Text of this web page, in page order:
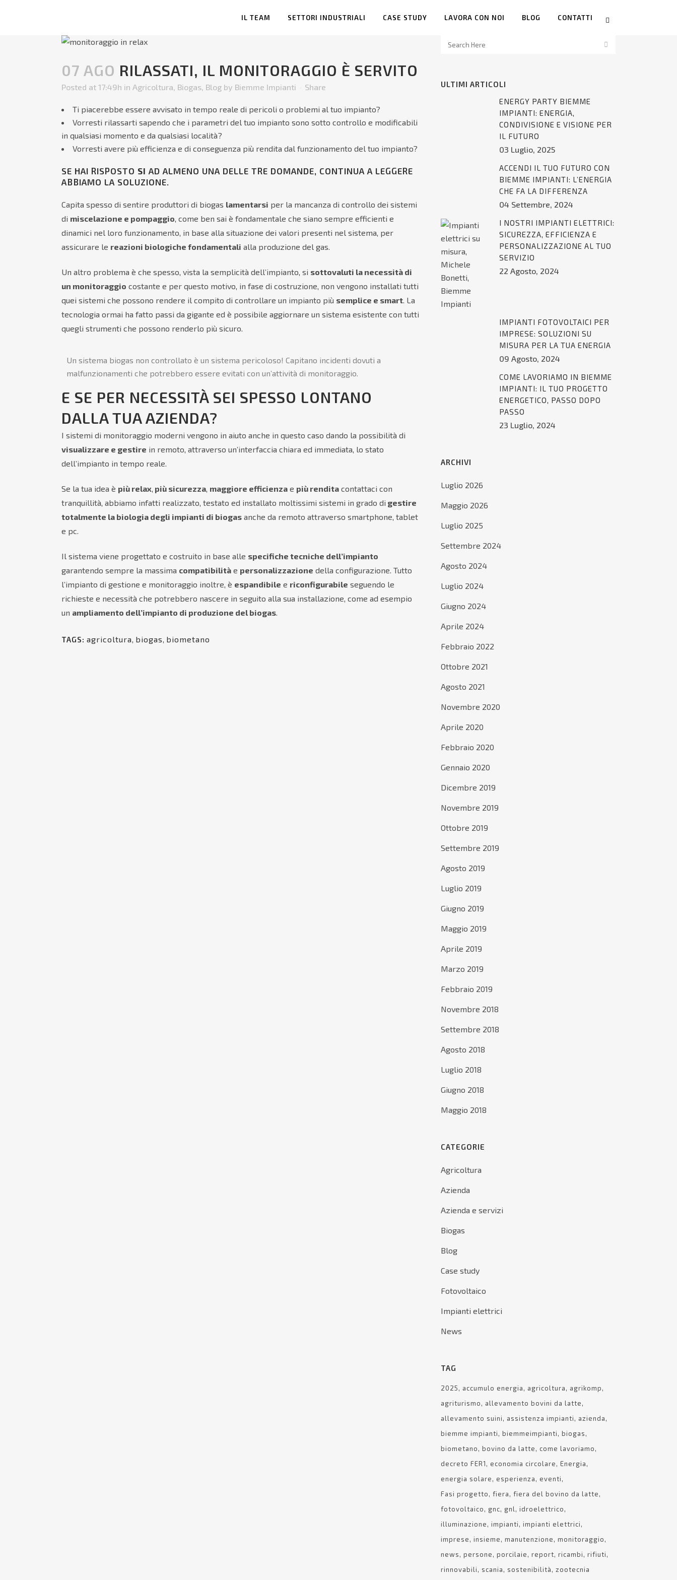
IL TEAM SETTORI INDUSTRIALI CASE STUDY LAVORA CON NOI BLOG CONTATTI
07 AGO RILASSATI, IL MONITORAGGIO È SERVITO
Posted at 17:49h in Agricoltura, Biogas, Blog by Biemme Impianti Share
Ti piacerebbe essere avvisato in tempo reale di pericoli o problemi al tuo impianto?
Vorresti rilassarti sapendo che i parametri del tuo impianto sono sotto controllo e modificabili
in qualsiasi momento e da qualsiasi località?
Vorresti avere più efficienza e di conseguenza più rendita dal funzionamento del tuo impianto?
SE HAI RISPOSTO SI AD ALMENO UNA DELLE TRE DOMANDE, CONTINUA A LEGGERE
ABBIAMO LA SOLUZIONE.
Capita spesso di sentire produttori di biogas lamentarsi per la mancanza di controllo dei sistemi
di miscelazione e pompaggio, come ben sai è fondamentale che siano sempre efficienti e
dinamici nel loro funzionamento, in base alla situazione dei valori presenti nel sistema, per
assicurare le reazioni biologiche fondamentali alla produzione del gas.
Un altro problema è che spesso, vista la semplicità dell’impianto, si sottovaluti la necessità di
un monitoraggio costante e per questo motivo, in fase di costruzione, non vengono installati tutti
quei sistemi che possono rendere il compito di controllare un impianto più semplice e smart. La
tecnologia ormai ha fatto passi da gigante ed è possibile aggiornare un sistema esistente con tutti
quegli strumenti che possono renderlo più sicuro.
Un sistema biogas non controllato è un sistema pericoloso! Capitano incidenti dovuti a
malfunzionamenti che potrebbero essere evitati con un’attività di monitoraggio.
E SE PER NECESSITÀ SEI SPESSO LONTANO
DALLA TUA AZIENDA?
I sistemi di monitoraggio moderni vengono in aiuto anche in questo caso dando la possibilità di
visualizzare e gestire in remoto, attraverso un’interfaccia chiara ed immediata, lo stato
dell’impianto in tempo reale.
Se la tua idea è più relax, più sicurezza, maggiore efficienza e più rendita contattaci con
tranquillità, abbiamo infatti realizzato, testato ed installato moltissimi sistemi in grado di gestire
totalmente la biologia degli impianti di biogas anche da remoto attraverso smartphone, tablet
e pc.
Il sistema viene progettato e costruito in base alle specifiche tecniche dell’impianto
garantendo sempre la massima compatibilità e personalizzazione della configurazione. Tutto
l’impianto di gestione e monitoraggio inoltre, è espandibile e riconfigurabile seguendo le
richieste e necessità che potrebbero nascere in seguito alla sua installazione, come ad esempio
un ampliamento dell’impianto di produzione del biogas.
TAGS: agricoltura, biogas, biometano
ULTIMI ARTICOLI
ENERGY PARTY BIEMME
IMPIANTI: ENERGIA,
CONDIVISIONE E VISIONE PER
IL FUTURO
03 Luglio, 2025
ACCENDI IL TUO FUTURO CON
BIEMME IMPIANTI: L’ENERGIA
CHE FA LA DIFFERENZA
04 Settembre, 2024
I NOSTRI IMPIANTI ELETTRICI:
SICUREZZA, EFFICIENZA E
PERSONALIZZAZIONE AL TUO
SERVIZIO
22 Agosto, 2024
IMPIANTI FOTOVOLTAICI PER
IMPRESE: SOLUZIONI SU
MISURA PER LA TUA ENERGIA
09 Agosto, 2024
COME LAVORIAMO IN BIEMME
IMPIANTI: IL TUO PROGETTO
ENERGETICO, PASSO DOPO
PASSO
23 Luglio, 2024
ARCHIVI
Luglio 2026
Maggio 2026
Luglio 2025
Settembre 2024
Agosto 2024
Luglio 2024
Giugno 2024
Aprile 2024
Febbraio 2022
Ottobre 2021
Agosto 2021
Novembre 2020
Aprile 2020
Febbraio 2020
Gennaio 2020
Dicembre 2019
Novembre 2019
Ottobre 2019
Settembre 2019
Agosto 2019
Luglio 2019
Giugno 2019
Maggio 2019
Aprile 2019
Marzo 2019
Febbraio 2019
Novembre 2018
Settembre 2018
Agosto 2018
Luglio 2018
Giugno 2018
Maggio 2018
CATEGORIE
Agricoltura
Azienda
Azienda e servizi
Biogas
Blog
Case study
Fotovoltaico
Impianti elettrici
News
TAG
2025 accumulo energia agricoltura
agrikomp
agriturismo
allevamento bovini da latte
allevamento suini
assistenza impianti
azienda
biemme impianti
biemmeimpianti
biogas
biometano
bovino da latte
come lavoriamo
decreto FER1
economia circolare
Energia
energia solare
esperienza
eventi
Fasi progetto
fiera
fiera del bovino da latte
fotovoltaico
gnc gnl
idroelettrico
illuminazione
impianti
impianti elettrici
imprese
insieme manutenzione
monitoraggio
news
persone porcilaie report ricambi
rifiuti
rinnovabili
scania sostenibilità zootecnia
Biemme Impianti s.r.l. – Via Padania, 15 -Verolanuova (BS) – PI 03261480986 – Tel 030 – 9362522 – Fax 030-992263